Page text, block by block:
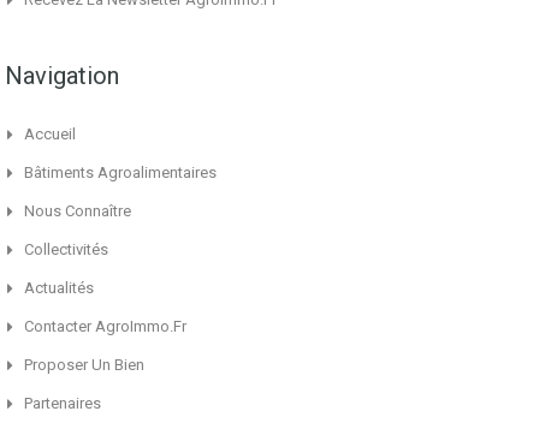
Navigation
Accueil
Bâtiments Agroalimentaires
Nous Connaître
Collectivités
Actualités
Contacter AgroImmo.fr
Proposer Un Bien
Partenaires